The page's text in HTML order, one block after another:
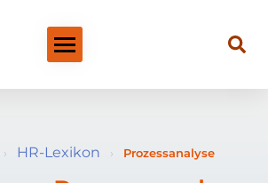
› HR-Lexikon › Prozessanalyse